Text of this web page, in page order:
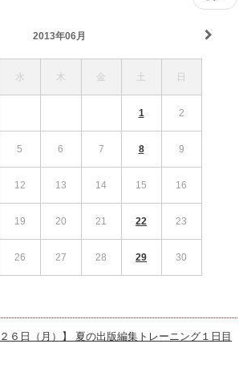
2013年06月
水 木 金 土 日
1 2
5 6 7 8 9
12 13 14 15 16
19 20 21 22 23
26 27 28 29 30
６日（月）】 夏の出版編集トレーニング１日目